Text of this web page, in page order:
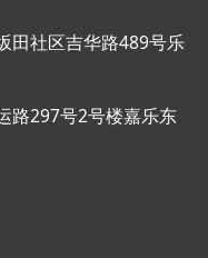
田社区吉华路489号乐
路297号2号楼嘉乐东